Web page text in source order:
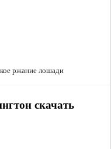
ржание лошади
скачать